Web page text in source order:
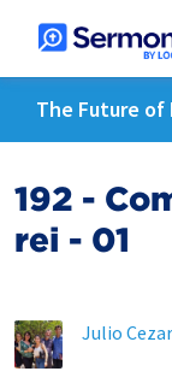
The Future of
192 -
rei - 01
Julio